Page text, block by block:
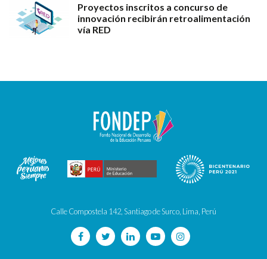
Proyectos inscritos a concurso de
innovación recibirán retroalimentación
vía RED
Calle Compostela 142, Santiago de Surco, Lima, Perú